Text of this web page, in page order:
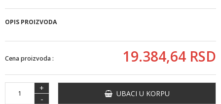
OPIS PROIZVODA
Cena proizvoda : 19.384,64 RSD
+
-
UBACI U KORPU